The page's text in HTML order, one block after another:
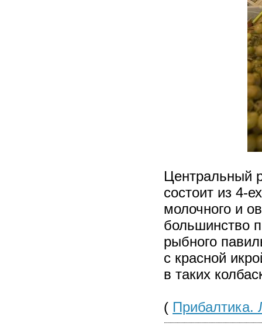
Центральный
состоит из 4-
молочного и
большинство
рыбного
с красной
в таких
( Прибалтика.